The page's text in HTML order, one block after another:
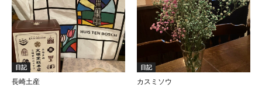
日記
長崎土産
日記
カスミソウ